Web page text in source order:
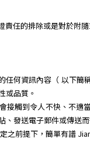
責任的排除或是對於附
任何資訊內容（ 以下簡
或品質。
接觸到令人不快、不適
、發送電子郵件或傳送
之前提下，簡單有譜